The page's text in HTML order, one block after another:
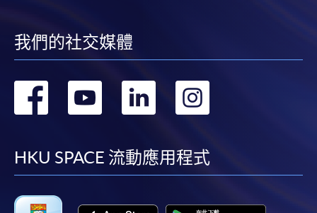
我們的社交媒體
轉
facebook
轉
youtube
轉
linkedin
HKU SPACE 流動應用程式